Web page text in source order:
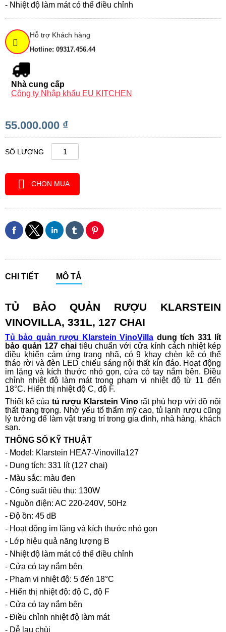
- Nhiệt độ làm mát có thể điều chỉnh
Hỗ trợ Khách hàng
Hotline: 09317.456.44
Nhà cung cấp
Công ty Nhập khẩu EU KITCHEN
55.000.000 ₫
SỐ LƯỢNG
CHỌN MUA
CHI TIẾT MÔ TẢ
TỦ BẢO QUẢN RƯỢU KLARSTEIN
VINOVILLA, 331L, 127 CHAI
Tủ bảo quản rượu Klarstein VinoVilla dung tích 331 lít
bảo quản 127 chai tiêu chuẩn với cửa kính cách nhiệt kép
điều khiển cảm ứng trang nhã, có 9 khay chèn kệ có thể
tháo rời và đèn LED chiếu sáng nội thất kín đáo. Hoạt động
im lặng và kích thước nhỏ gọn, cửa có tay nắm bên. Điều
chỉnh nhiệt độ làm mát trong phạm vi nhiệt độ từ 11 đến
18°C. Hiển thị nhiệt độ C, độ F.
Thiết kế của tủ rượu Klarstein Vinorất phù hợp với đồ nội
thất trang trọng. Nhờ yếu tố thẩm mỹ cao, tủ lạnh rượu cũng
lý tưởng để làm vật trang trí trong gia đình, nhà hàng, khách
sạn.
THÔNG SỐ KỸ THUẬT
- Model: Klarstein ‎HEA7-Vinovilla127
- Dung tích: 331 lít (127 chai)
- Màu sắc: màu đen
- Công suất tiêu thụ: 130W
- Nguồn điện: AC 220-240V, 50Hz
- Độ ồn: 45 dB
- Hoạt động im lặng và kích thước nhỏ gọn
- Lớp hiệu quả năng lượng B
- Nhiệt độ làm mát có thể điều chỉnh
- Cửa có tay nắm bên
- Phạm vi nhiệt độ: 5 đến 18°C
- Hiển thị nhiệt độ: độ C, độ F
- Cửa có tay nắm bên
- Điều chỉnh nhiệt độ làm mát
- Dễ lau chùi